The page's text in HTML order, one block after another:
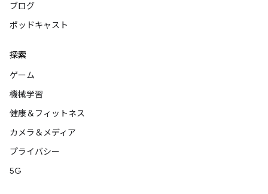
ブログ
ポッドキャスト
探索
ゲーム
機械学習
健康＆フィットネス
カメラ＆メディア
プライバシー
5G